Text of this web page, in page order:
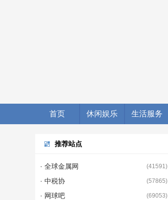
首页 休闲娱乐 生活服务
推荐站点
· 全球金属网 (41591)
· 中税协 (57865)
· 网球吧 (69053)